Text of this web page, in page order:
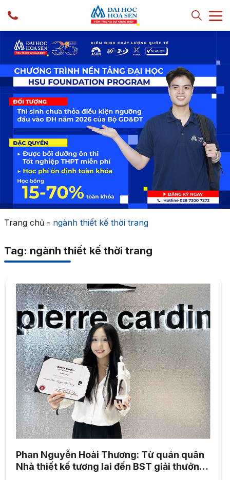
Trang chủ- ngành thiết kế thời trang
Tag: ngành thiết kế thời trang
Phan Nguyễn Hoài Thương: Từ quán quân
Nhà thiết kế tương lai đến BST giải thưởng